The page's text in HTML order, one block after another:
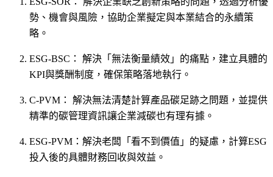
勢、機會與風險，協助企業擬定與本業結合的永續策
略。
ESG-BSC： 解決「無法衡量績效」的痛點，建立具體的
KPI與獎酬制度，確保策略落地執行。
C-PVM： 解決無法清楚計算產品碳足跡之問題，並提供
精準的碳管理資訊讓企業減碳也有理有據。
ESG-PVM：解決老闆「看不到價值」的疑慮，計算ESG
投入後的具體財務回收與效益。